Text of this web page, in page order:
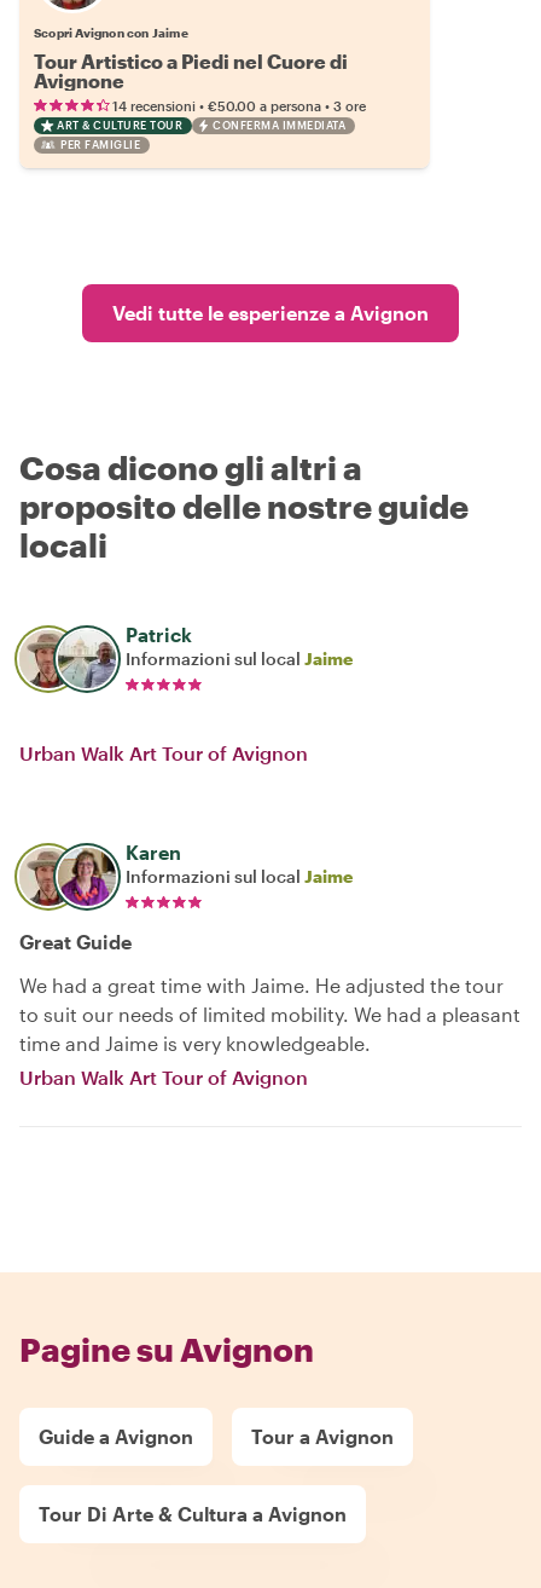
Scopri Avignon con Jaime
Tour Artistico a Piedi nel Cuore di
Avignone
14 recensioni • €50.00 a persona • 3 ore
ART & CULTURE TOUR
CONFERMA IMMEDIATA
PER FAMIGLIE
Vedi tutte le esperienze a Avignon
Cosa dicono gli altri a
proposito delle nostre guide
locali
Patrick
Informazioni sul local Jaime
Urban Walk Art Tour of Avignon
Karen
Informazioni sul local Jaime
Great Guide
We had a great time with Jaime. He adjusted the tour
to suit our needs of limited mobility. We had a pleasant
time and Jaime is very knowledgeable.
Urban Walk Art Tour of Avignon
Pagine su Avignon
Guide a Avignon Tour a Avignon
Tour Di Arte & Cultura a Avignon